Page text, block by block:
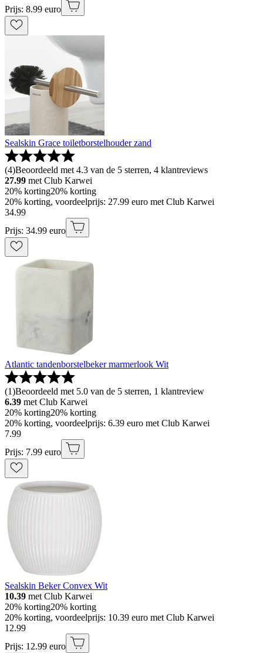
Prijs: 8.99 euro
Sealskin Grace toiletborstelhouder zand
(4)Beoordeeld met 4.3 van de 5 sterren, 4 klantreviews
27.99 met Club Karwei
20% korting20% korting
20% korting, voordeelprijs: 27.99 euro met Club Karwei
34.99
Prijs: 34.99 euro
Atlantic tandenborstelbeker marmerlook Wit
(1)Beoordeeld met 5.0 van de 5 sterren, 1 klantreview
6.39 met Club Karwei
20% korting20% korting
20% korting, voordeelprijs: 6.39 euro met Club Karwei
7.99
Prijs: 7.99 euro
Sealskin Beker Convex Wit
10.39 met Club Karwei
20% korting20% korting
20% korting, voordeelprijs: 10.39 euro met Club Karwei
12.99
Prijs: 12.99 euro